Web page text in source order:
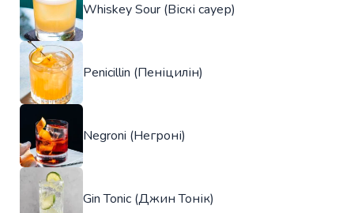
Whiskey Sour (Віскі сауер)
Penicillin (Пеніцилін)
Negroni (Негроні)
Gin Tonic (Джин Тонік)